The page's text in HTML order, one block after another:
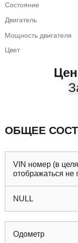
Состояние
Двигатель
Мощность двигателя
Цвет
ОБЩЕЕ
VIN номер (в
отображаться не
NULL
Одометр